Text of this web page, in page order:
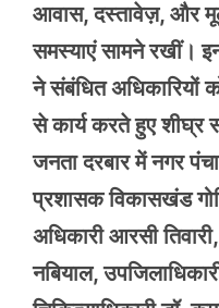
आवास, दस्तावेज़, और
समस्याएं सामने रखीं।
ने संबंधित अधिकारियों
से कार्य करते हुए शीघ्र
जनता दरबार में नगर
प्रशासक विकासखंड
अधिकारी आरसी
नबियाल,